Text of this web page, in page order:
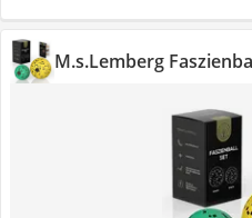
M.s.Lemberg